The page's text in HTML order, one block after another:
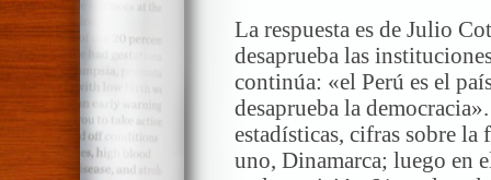
La respuesta es de Julio
desaprueba las
continúa: «el Perú es el
desaprueba la
estadísticas, cifras sobre
uno, Dinamarca; luego en